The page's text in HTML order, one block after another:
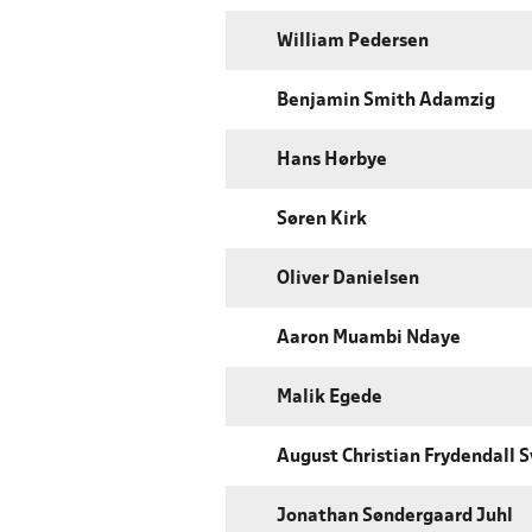
William Pedersen
Benjamin Smith Adamzig
Hans Hørbye
Søren Kirk
Oliver Danielsen
Aaron Muambi Ndaye
Malik Egede
August Christian Frydendall
Jonathan Søndergaard Juhl